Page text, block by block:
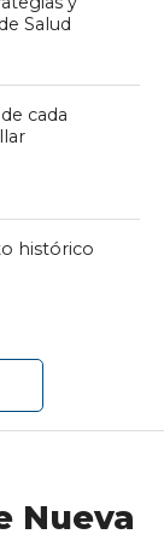
Salud
cada
histórico
Nueva